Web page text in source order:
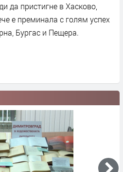
да пристигне в Хасково,
е преминала с голям успех
Бургас и Пещера.